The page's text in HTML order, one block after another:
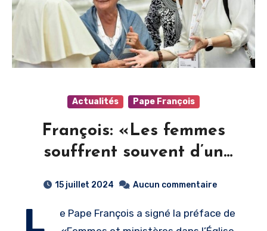
Actualités Pape François
François: «Les femmes
souffrent souvent d’un
15 juillet 2024 Aucun commentaire
L
e Pape François a signé la préface de